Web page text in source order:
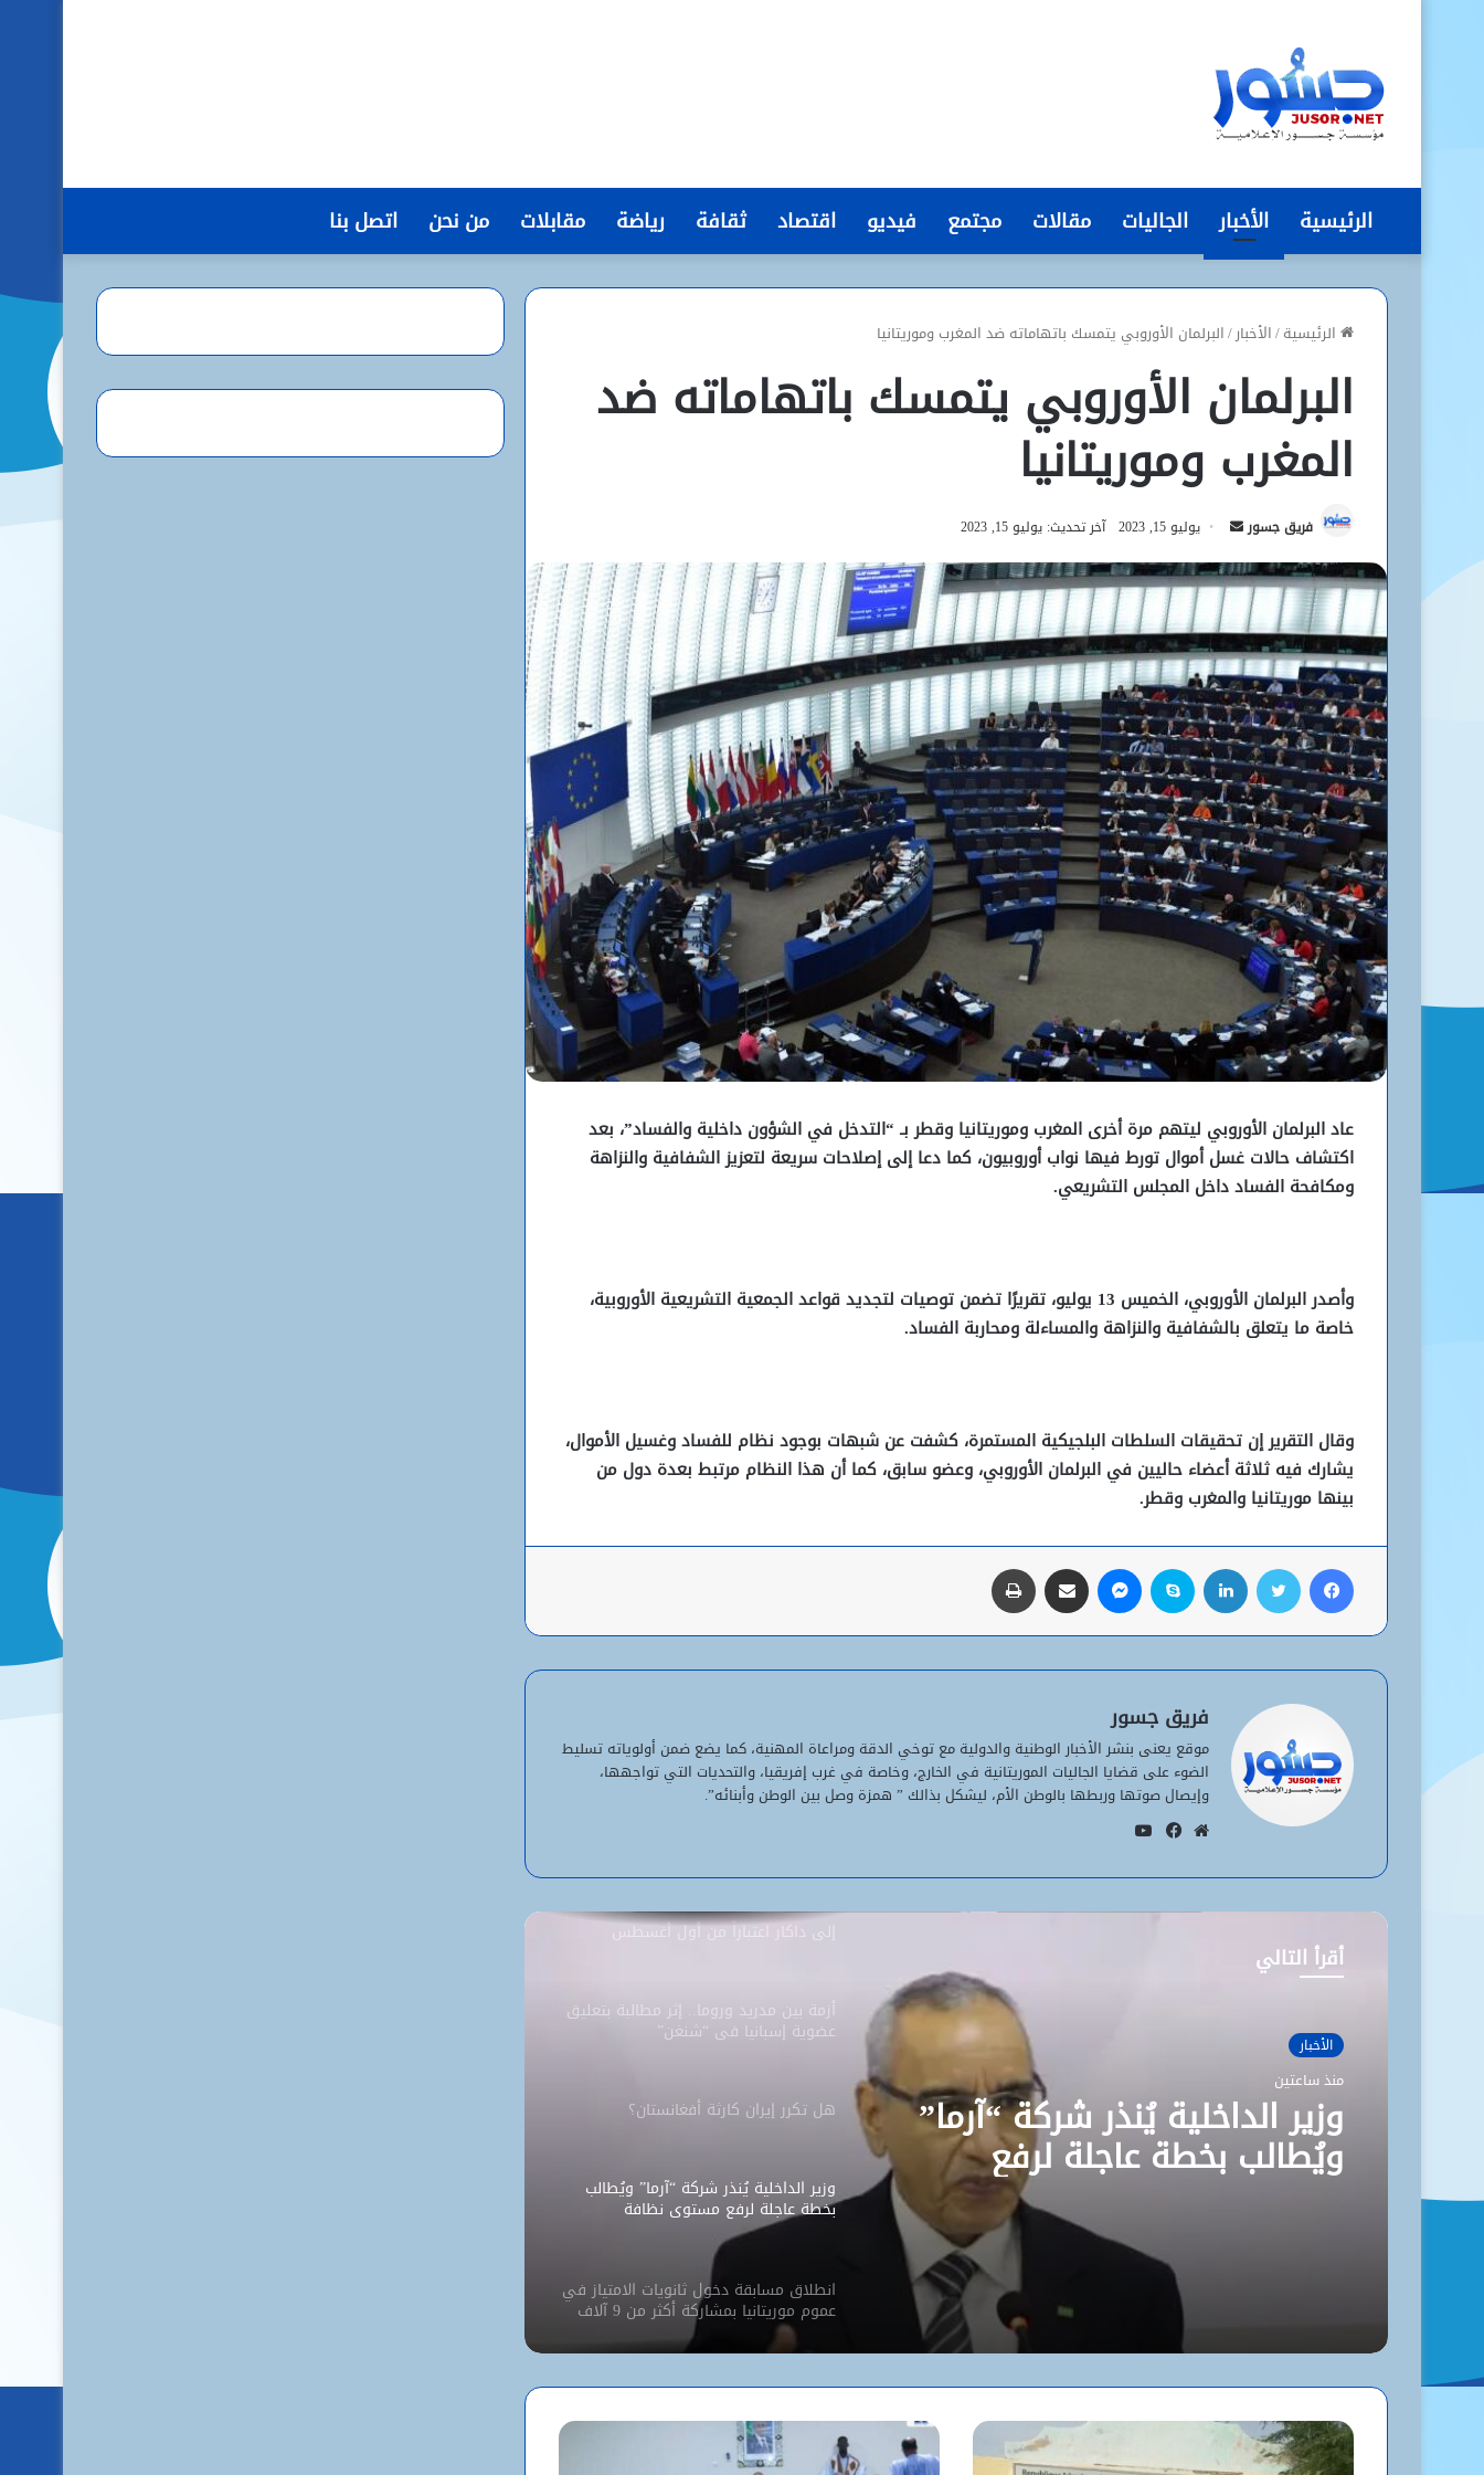
الرئيسية الأخبار الجاليات مقالات مجتمع فيديو اقتصاد ثقافة رياضة مقابلات من نحن اتصل بنا
الرئيسية/الأخبار/البرلمان الأوروبي يتمسك باتهاماته ضد المغرب وموريتانيا
البرلمان الأوروبي يتمسك باتهاماته ضد
المغرب وموريتانيا
فريق جسور
أرسل
إلكترونيا
يوليو 15, 2023 آخر تحديث: يوليو 15, 2023
عاد البرلمان الأوروبي ليتهم مرة أخرى المغرب وموريتانيا وقطر بـ “التدخل في الشؤون داخلية والفساد”، بعد
اكتشاف حالات غسل أموال تورط فيها نواب أوروبيون، كما دعا إلى إصلاحات سريعة لتعزيز الشفافية والنزاهة
ومكافحة الفساد داخل المجلس التشريعي.
وأصدر البرلمان الأوروبي، الخميس 13 يوليو، تقريرًا تضمن توصيات لتجديد قواعد الجمعية التشريعية الأوروبية،
خاصة ما يتعلق بالشفافية والنزاهة والمساءلة ومحاربة الفساد.
وقال التقرير إن تحقيقات السلطات البلجيكية المستمرة، كشفت عن شبهات بوجود نظام للفساد وغسيل الأموال،
يشارك فيه ثلاثة أعضاء حاليين في البرلمان الأوروبي، وعضو سابق، كما أن هذا النظام مرتبط بعدة دول من
بينها موريتانيا والمغرب وقطر.
فيسبوك تويتر لينكدإن سكايب ماسنجر مشاركة عبر البريد
فريق جسور
موقع يعنى بنشر الأخبار الوطنية والدولية مع توخي الدقة ومراعاة المهنية، كما يضع ضمن أولوياته تسليط
الضوء على قضايا الجاليات الموريتانية في الخارج، وخاصة في غرب إفريقيا، والتحديات التي تواجهها،
وإيصال صوتها وربطها بالوطن الأم، ليشكل بذالك ” همزة وصل بين الوطن وأبنائه”.
الويب
أقرأ التالي
الأخبار
منذ ساعتين
وزير الداخلية يُنذر شركة “آرما”
ويُطالب بخطة عاجلة لرفع
مستوى نظافة نواكشوط
الحوض الشرقي وكوركول (الجمعة)
سنوات الماضية أرست أسساً لاقتصاد أكثر
استقلالية وسيادة
“بنكيلي” يتصدر خدمات الدفع الإلكتروني
السفارة الأمريكية تحيل طلبات التأشيرة
إلى داكار اعتباراً من أول أغسطس
أزمة بين مدريد وروما.. إثر مطالبة بتعليق
عضوية إسبانيا في “شنغن”
هل تكرر إيران كارثة أفغانستان؟
وزير الداخلية يُنذر شركة “آرما” ويُطالب
بخطة عاجلة لرفع مستوى نظافة
نواكشوط
انطلاق مسابقة دخول ثانويات الامتياز في
عموم موريتانيا بمشاركة أكثر من 9 آلاف
مترشح
كيف استخدم الاحتلال سلاح الإبعاد للتفرد